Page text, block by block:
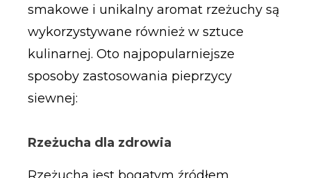
smakowe i unikalny aromat rzeżuchy są
wykorzystywane również w sztuce
kulinarnej. Oto najpopularniejsze
sposoby zastosowania pieprzycy
siewnej:
Rzeżucha dla zdrowia